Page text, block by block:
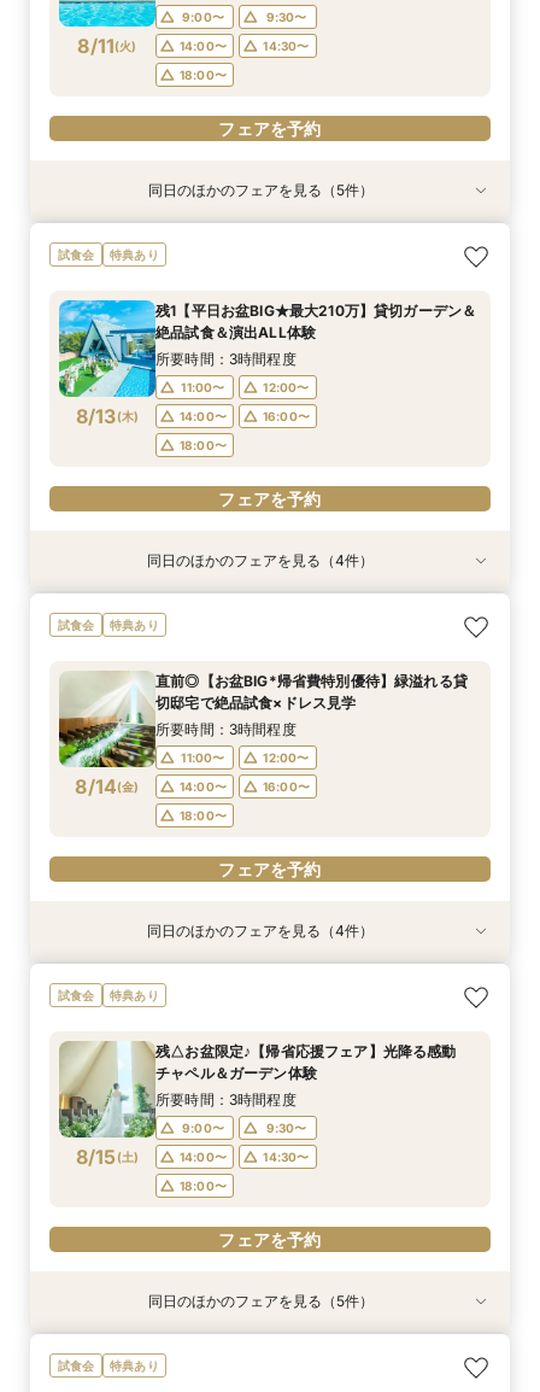
18:00〜
フェアを予約
17:00〜
フェアを予約
17:00〜
フェアを予約
8/11(火)
9:00〜
9:30〜
14:00〜
14:30〜
18:00〜
フェアを予約
特典あり
8/11(火)
＼1軒目限定★3万ギフト付／ドレス＆挙式料プレ
ゼント×和牛試食
9:00〜
14:30〜
18:00〜
フェアを予約
特典あり
8/11(火)
【6名～30名の少人数婚】挙式＆会食Newプラ
ン誕生！無料試食付
9:00〜
14:30〜
18:00〜
フェアを予約
8/11(火)
【タイパ重視！60分で完結◎】オンラインで会
場案内＆相談会
10:00〜
15:00〜
18:30〜
フェアを予約
8/11(火)
【会場見学2件目以上◎】短縮90分Fair*雰囲気
比較×見積相談会
9:00〜
14:30〜
18:00〜
フェアを予約
8/11(火)
【60分で完結】即決営業ナシで安心！気軽によ
りみちツアー
10:00〜 15:00〜
フェアを予約
同日のほかのフェアを見る（5件）
試食会 特典あり
8/13(木)
残1【平日お盆BIG★最大210万】貸切ガーデン＆
絶品試食＆演出ALL体験
所要時間：3時間程度
11:00〜
12:00〜
14:00〜
16:00〜
18:00〜
フェアを予約
特典あり
8/13(木)
＼1軒目限定★3万ギフト付／ドレス＆挙式料プレ
ゼント×和牛試食
11:00〜
12:00〜
14:00〜
16:00〜
18:00〜
フェアを予約
特典あり
8/13(木)
【6名～30名の少人数婚】挙式＆会食Newプラ
ン誕生！無料試食付
11:00〜
12:00〜
14:00〜
16:00〜
18:00〜
フェアを予約
8/13(木)
【60分で完結】即決営業ナシで安心！気軽によ
りみちツアー
12:00〜
13:00〜
15:00〜
16:00〜
17:00〜
フェアを予約
8/13(木)
【タイパ重視！60分で完結◎】オンラインで会
場案内＆相談会
12:00〜
13:00〜
15:00〜
16:00〜
17:00〜
フェアを予約
同日のほかのフェアを見る（4件）
試食会 特典あり
8/14(金)
直前◎【お盆BIG*帰省費特別優待】緑溢れる貸
切邸宅で絶品試食×ドレス見学
所要時間：3時間程度
11:00〜
12:00〜
14:00〜
16:00〜
18:00〜
フェアを予約
特典あり
8/14(金)
＼1軒目限定★3万ギフト付／ドレス＆挙式料プレ
ゼント×和牛試食
11:00〜
12:00〜
14:00〜
16:00〜
18:00〜
フェアを予約
特典あり
8/14(金)
【6名～30名の少人数婚】挙式＆会食Newプラ
ン誕生！無料試食付
11:00〜
12:00〜
14:00〜
16:00〜
18:00〜
フェアを予約
8/14(金)
【60分で完結】即決営業ナシで安心！気軽によ
りみちツアー
12:00〜
13:00〜
15:00〜
16:00〜
17:00〜
フェアを予約
8/14(金)
【タイパ重視！60分で完結◎】オンラインで会
場案内＆相談会
12:00〜
13:00〜
15:00〜
16:00〜
17:00〜
フェアを予約
同日のほかのフェアを見る（4件）
試食会 特典あり
8/15(土)
残△お盆限定♪【帰省応援フェア】光降る感動
チャペル＆ガーデン体験
所要時間：3時間程度
9:00〜
9:30〜
14:00〜
14:30〜
18:00〜
フェアを予約
特典あり
＼1軒目限定★3万ギフト付／ドレス＆挙式料プレ
ゼント×和牛試食
特典あり
【6名～30名の少人数婚】挙式＆会食Newプラ
ン誕生！無料試食付
【タイパ重視！60分で完結◎】オンラインで会
場案内＆相談会
【60分で完結】即決営業ナシで安心！気軽によ
りみちツアー
【会場見学2件目以上◎】短縮90分Fair*雰囲気
比較×見積相談会
同日のほかのフェアを見る（5件）
試食会 特典あり